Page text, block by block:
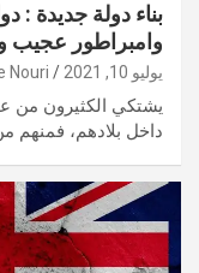
بناء دولة جديدة :
وامبراطور عجيب
يوليو 10, 2021 Nouri
يشتكي الكثيرون من
داخل بلادهم، فمنهم